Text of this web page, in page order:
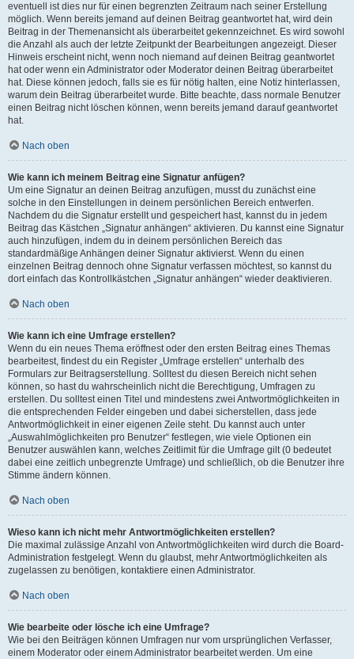
eventuell ist dies nur für einen begrenzten Zeitraum nach seiner Erstellung
möglich. Wenn bereits jemand auf deinen Beitrag geantwortet hat, wird dein
Beitrag in der Themenansicht als überarbeitet gekennzeichnet. Es wird sowohl
die Anzahl als auch der letzte Zeitpunkt der Bearbeitungen angezeigt. Dieser
Hinweis erscheint nicht, wenn noch niemand auf deinen Beitrag geantwortet
hat oder wenn ein Administrator oder Moderator deinen Beitrag überarbeitet
hat. Diese können jedoch, falls sie es für nötig halten, eine Notiz hinterlassen,
warum dein Beitrag überarbeitet wurde. Bitte beachte, dass normale Benutzer
einen Beitrag nicht löschen können, wenn bereits jemand darauf geantwortet
hat.
Nach oben
Wie kann ich meinem Beitrag eine Signatur anfügen?
Um eine Signatur an deinen Beitrag anzufügen, musst du zunächst eine
solche in den Einstellungen in deinem persönlichen Bereich entwerfen.
Nachdem du die Signatur erstellt und gespeichert hast, kannst du in jedem
Beitrag das Kästchen „Signatur anhängen“ aktivieren. Du kannst eine Signatur
auch hinzufügen, indem du in deinem persönlichen Bereich das
standardmäßige Anhängen deiner Signatur aktivierst. Wenn du einen
einzelnen Beitrag dennoch ohne Signatur verfassen möchtest, so kannst du
dort einfach das Kontrollkästchen „Signatur anhängen“ wieder deaktivieren.
Nach oben
Wie kann ich eine Umfrage erstellen?
Wenn du ein neues Thema eröffnest oder den ersten Beitrag eines Themas
bearbeitest, findest du ein Register „Umfrage erstellen“ unterhalb des
Formulars zur Beitragserstellung. Solltest du diesen Bereich nicht sehen
können, so hast du wahrscheinlich nicht die Berechtigung, Umfragen zu
erstellen. Du solltest einen Titel und mindestens zwei Antwortmöglichkeiten in
die entsprechenden Felder eingeben und dabei sicherstellen, dass jede
Antwortmöglichkeit in einer eigenen Zeile steht. Du kannst auch unter
„Auswahlmöglichkeiten pro Benutzer“ festlegen, wie viele Optionen ein
Benutzer auswählen kann, welches Zeitlimit für die Umfrage gilt (0 bedeutet
dabei eine zeitlich unbegrenzte Umfrage) und schließlich, ob die Benutzer ihre
Stimme ändern können.
Nach oben
Wieso kann ich nicht mehr Antwortmöglichkeiten erstellen?
Die maximal zulässige Anzahl von Antwortmöglichkeiten wird durch die Board-
Administration festgelegt. Wenn du glaubst, mehr Antwortmöglichkeiten als
zugelassen zu benötigen, kontaktiere einen Administrator.
Nach oben
Wie bearbeite oder lösche ich eine Umfrage?
Wie bei den Beiträgen können Umfragen nur vom ursprünglichen Verfasser,
einem Moderator oder einem Administrator bearbeitet werden. Um eine